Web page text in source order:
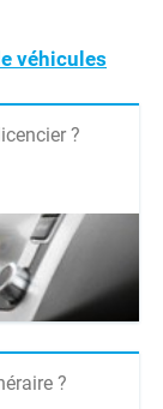
véhicules
?
?